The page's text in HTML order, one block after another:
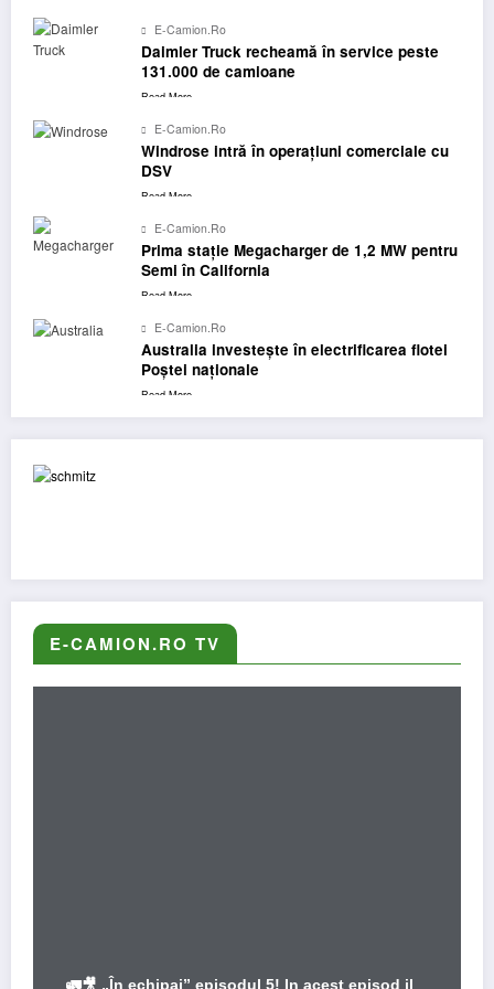
E-Camion.ro
Daimler Truck recheamă în service peste
131.000 de camioane
Read More
E-Camion.ro
Windrose intră în operațiuni comerciale cu
DSV
Read More
E-Camion.ro
Prima stație Megacharger de 1,2 MW pentru
Semi în California
Read More
E-Camion.ro
Australia investește în electrificarea flotei
Poștei naționale
Read More
E-CAMION.RO TV
🚛🎥 „În echipaj” episodul 5! In acest episod il